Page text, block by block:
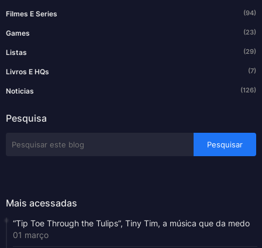
Filmes E Series (94)
Games (23)
Listas (29)
Livros E HQs (7)
Noticias (126)
Pesquisa
Mais acessadas
“Tip Toe Through the Tulips”, Tiny Tim, a música que da medo
01 março